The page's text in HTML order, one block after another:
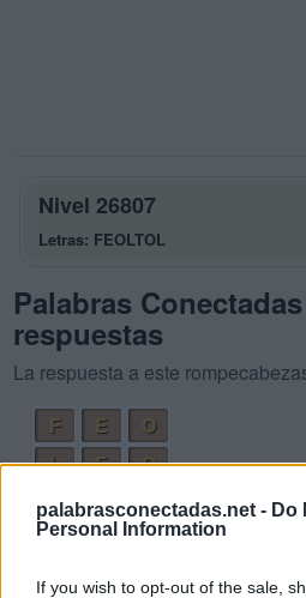
palabrasconectadas.net - Do
Personal Information
If you wish to opt-out of the sale,
Nivel 26807
Letras: FEOLTOL
Palabras
respuestas
La respuesta a este
F
E
O
L
E
O
F
E T
O
F
O T
O
L
O T
E